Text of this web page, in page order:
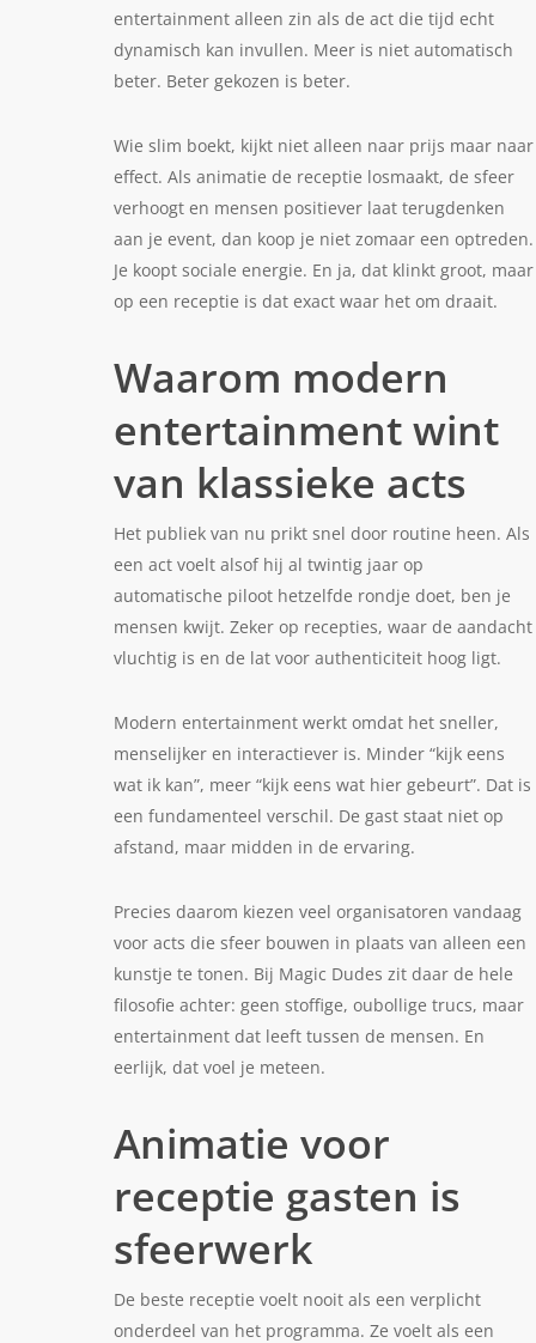
entertainment alleen zin als de act die tijd echt
dynamisch kan invullen. Meer is niet automatisch
beter. Beter gekozen is beter.
Wie slim boekt, kijkt niet alleen naar prijs maar naar
effect. Als animatie de receptie losmaakt, de sfeer
verhoogt en mensen positiever laat terugdenken
aan je event, dan koop je niet zomaar een optreden.
Je koopt sociale energie. En ja, dat klinkt groot, maar
op een receptie is dat exact waar het om draait.
Waarom modern
entertainment wint
van klassieke acts
Het publiek van nu prikt snel door routine heen. Als
een act voelt alsof hij al twintig jaar op
automatische piloot hetzelfde rondje doet, ben je
mensen kwijt. Zeker op recepties, waar de aandacht
vluchtig is en de lat voor authenticiteit hoog ligt.
Modern entertainment werkt omdat het sneller,
menselijker en interactiever is. Minder “kijk eens
wat ik kan”, meer “kijk eens wat hier gebeurt”. Dat is
een fundamenteel verschil. De gast staat niet op
afstand, maar midden in de ervaring.
Precies daarom kiezen veel organisatoren vandaag
voor acts die sfeer bouwen in plaats van alleen een
kunstje te tonen. Bij Magic Dudes zit daar de hele
filosofie achter: geen stoffige, oubollige trucs, maar
entertainment dat leeft tussen de mensen. En
eerlijk, dat voel je meteen.
Animatie voor
receptie gasten is
sfeerwerk
De beste receptie voelt nooit als een verplicht
onderdeel van het programma. Ze voelt als een